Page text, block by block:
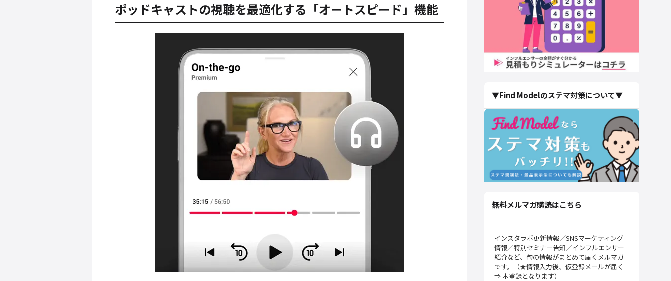
ポッドキャストの視聴を最適化する「オートスピード」機能
▼Find Modelのステマ対策について▼
無料メルマガ購読はこちら
インスタラボ更新情報／SNSマーケティング
情報／特別セミナー告知／インフルエンサー
紹介など、旬の情報がまとめて届くメルマガ
です。（★情報入力後、仮登録メールが届く
⇒ 本登録となります）